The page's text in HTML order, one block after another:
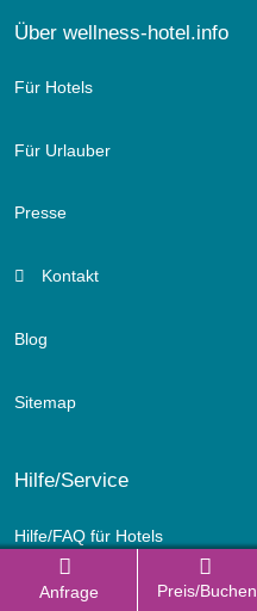
Anfrage Preis/Buchen
Über wellness-hotel.info
Für Hotels
Für Urlauber
Presse
Kontakt
Blog
Sitemap
Hilfe/Service
Hilfe/FAQ für Hotels
Hilfe/FAQ für Urlauber